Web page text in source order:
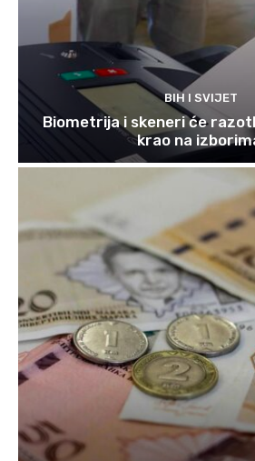
BIH I SVIJET
Biometrija i skeneri će
krao na